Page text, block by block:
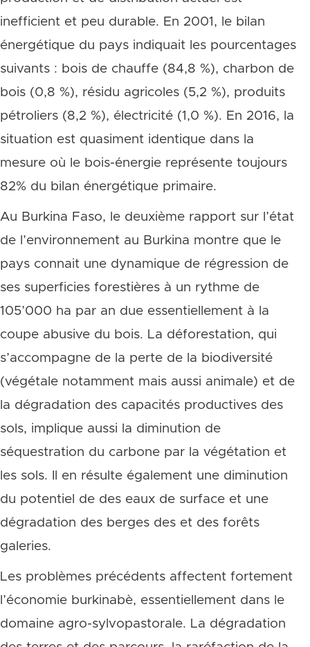
inefficient et peu durable. En 2001, le bilan
énergétique du pays indiquait les pourcentages
suivants : bois de chauffe (84,8 %), charbon de
bois (0,8 %), résidu agricoles (5,2 %), produits
pétroliers (8,2 %), électricité (1,0 %). En 2016, la
situation est quasiment identique dans la
mesure où le bois-énergie représente toujours
82% du bilan énergétique primaire.
Au Burkina Faso, le deuxième rapport sur l’état
de l’environnement au Burkina montre que le
pays connait une dynamique de régression de
ses superficies forestières à un rythme de
105’000 ha par an due essentiellement à la
coupe abusive du bois. La déforestation, qui
s’accompagne de la perte de la biodiversité
(végétale notamment mais aussi animale) et de
la dégradation des capacités productives des
sols, implique aussi la diminution de
séquestration du carbone par la végétation et
les sols. Il en résulte également une diminution
du potentiel de des eaux de surface et une
dégradation des berges des et des forêts
galeries.
Les problèmes précédents affectent fortement
l’économie burkinabè, essentiellement dans le
domaine agro-sylvopastorale. La dégradation